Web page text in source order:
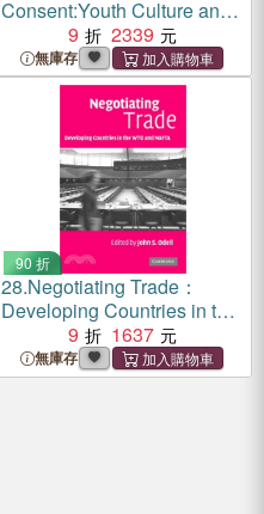
Consent:Youth Culture and
the Unwritten Rules
9 2339
無庫存
90 折
28.Negotiating Trade：
Developing Countries in the
WTO and NAFTA
9 1637
無庫存